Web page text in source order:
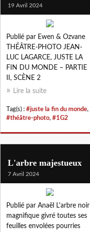
19 Avril 2024
Publié par Ewen & Ozvane
THÉÂTRE-PHOTO JEAN-
LUC LAGARCE, JUSTE LA
FIN DU MONDE – PARTIE
II, SCÈNE 2
Lire la suite
Tag(s) : #juste la fin du monde,
#théâtre-photo, #1G2
L'arbre majestueux
7 Avril 2024
Publié par Anaël L'arbre noir
magnifique givré toutes ses
feuilles envolées pourries